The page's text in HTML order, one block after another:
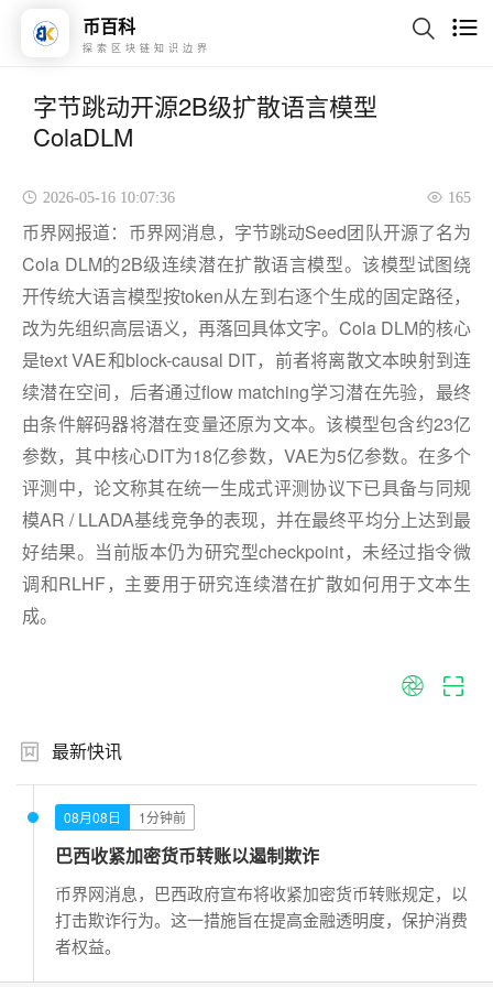
币百科
探索区块链知识边界
字节跳动开源2B级扩散语言模型
ColaDLM
2026-05-16 10:07:36 165
币界网报道：币界网消息，字节跳动Seed团队开源了名为
Cola DLM的2B级连续潜在扩散语言模型。该模型试图绕
开传统大语言模型按token从左到右逐个生成的固定路径，
改为先组织高层语义，再落回具体文字。Cola DLM的核心
是text VAE和block-causal DIT，前者将离散文本映射到连
续潜在空间，后者通过flow matching学习潜在先验，最终
由条件解码器将潜在变量还原为文本。该模型包含约23亿
参数，其中核心DIT为18亿参数，VAE为5亿参数。在多个
评测中，论文称其在统一生成式评测协议下已具备与同规
模AR / LLADA基线竞争的表现，并在最终平均分上达到最
好结果。当前版本仍为研究型checkpoint，未经过指令微
调和RLHF，主要用于研究连续潜在扩散如何用于文本生
成。
最新快讯
08月08日 1分钟前
巴西收紧加密货币转账以遏制欺诈
币界网消息，巴西政府宣布将收紧加密货币转账规定，以
打击欺诈行为。这一措施旨在提高金融透明度，保护消费
者权益。